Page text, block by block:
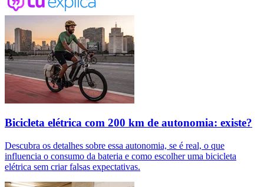
Bicicleta elétrica com 200 km de autonomia: existe?
Descubra os detalhes sobre essa autonomia, se é real, o que
influencia o consumo da bateria e como escolher uma bicicleta
elétrica sem criar falsas expectativas.